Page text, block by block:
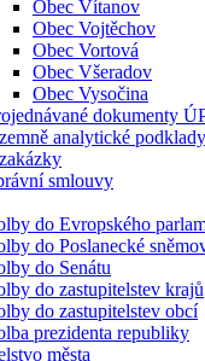
Obec Vítanov
Obec Vojtěchov
Obec Vortová
Obec Všeradov
Obec Vysočina
dokumenty
analytické podklady
smlouvy
do Evropského
do Poslanecké
do Senátu
do zastupitelstev krajů
do zastupitelstev obcí
prezidenta republiky
města